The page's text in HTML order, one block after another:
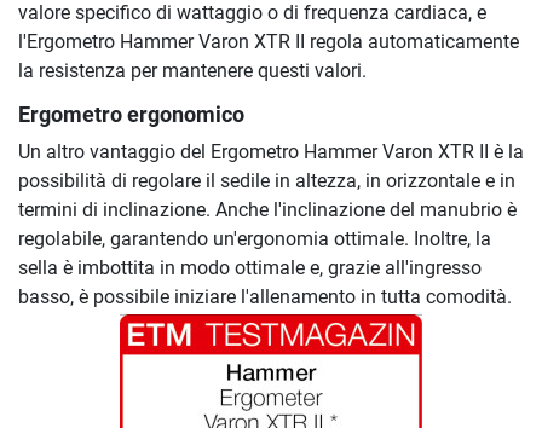
valore specifico di wattaggio o di frequenza cardiaca, e
l'Ergometro Hammer Varon XTR II regola automaticamente
la resistenza per mantenere questi valori.
Ergometro ergonomico
Un altro vantaggio del Ergometro Hammer Varon XTR II è la
possibilità di regolare il sedile in altezza, in orizzontale e in
termini di inclinazione. Anche l'inclinazione del manubrio è
regolabile, garantendo un'ergonomia ottimale. Inoltre, la
sella è imbottita in modo ottimale e, grazie all'ingresso
basso, è possibile iniziare l'allenamento in tutta comodità.